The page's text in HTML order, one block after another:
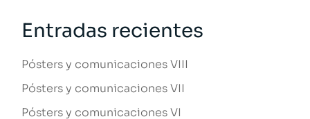
Entradas recientes
Pósters y comunicaciones VIII
Pósters y comunicaciones VII
Pósters y comunicaciones VI